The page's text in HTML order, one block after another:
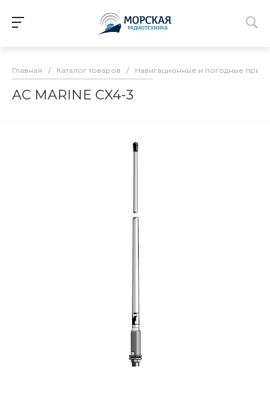
Главная / Каталог товаров / Навигационные и погодные
AC MARINE CX4-3